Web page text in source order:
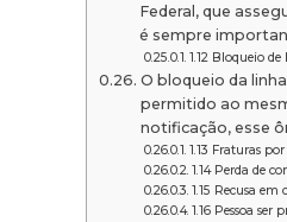
Federal, que
é sempre
1.12 Bloqueio
O bloqueio da
permitido ao
notificação, esse
1.13 Fraturas
1.14 Perda de
1.15 Recusa
1.16 Pessoa ser